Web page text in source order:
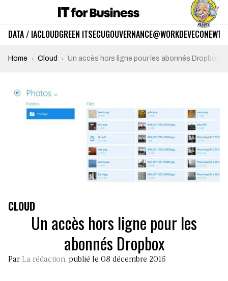
DATA / IACLOUDGREEN ITSECUGOUVERNANCE@WORKDEVECO
Home Cloud Un accès hors ligne pour les abonnés Dropbox
CLOUD
Un accès hors ligne pour les
abonnés Dropbox
Par La rédaction, publié le 08 décembre 2016